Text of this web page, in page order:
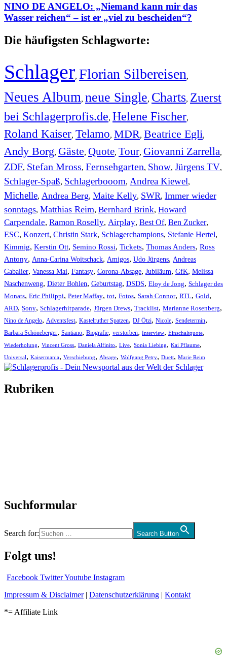
NINO DE ANGELO: „Niemand kann mir das
Wasser reichen“ – ist er „viel zu bescheiden“?
Die häufigsten Schlagworte:
Schlager, Florian Silbereisen,
Neues Album, neue Single, Charts, Zuerst
bei Schlagerprofis.de, Helene Fischer,
Roland Kaiser, Telamo, MDR, Beatrice Egli,
Andy Borg, Gäste, Quote, Tour, Giovanni Zarrella,
ZDF, Stefan Mross, Fernsehgarten, Show, Jürgens TV,
Schlager-Spaß, Schlagerbooom, Andrea Kiewel,
Michelle, Andrea Berg, Maite Kelly, SWR, Immer wieder
sonntags, Matthias Reim, Bernhard Brink, Howard
Carpendale, Ramon Roselly, Airplay, Best Of, Ben Zucker,
ESC, Konzert, Christin Stark, Schlagerchampions, Stefanie Hertel,
Kimmig, Kerstin Ott, Semino Rossi, Tickets, Thomas Anders, Ross
Antony, Anna-Carina Woitschack, Amigos, Udo Jürgens, Andreas
Gabalier, Vanessa Mai, Fantasy, Corona-Absage, Jubiläum, GfK, Melissa
Naschenweng, Dieter Bohlen, Geburtstag, DSDS, Eloy de Jong, Schlager des
Monats, Eric Philippi, Peter Maffay, tot, Fotos, Sarah Connor, RTL, Gold,
ARD, Sony, Schlagerhitparade, Jürgen Drews, Tracklist, Marianne Rosenberg,
Nino de Angelo, Adventsfest, Kastelruther Spatzen, DJ Ötzi, Nicole, Sendetermin,
Barbara Schöneberger, Santiano, Biografie, verstorben, Interview, Einschaltquote,
Wiederholung, Vincent Gross, Daniela Alfinito, Live, Sonia Liebing, Kai Pflaume,
Universal, Kaisermania, Verschiebung, Absage, Wolfgang Petry, Duett, Marie Reim
Rubriken
Suchformular
Search for: Search Button
Folgt uns!
Facebook TwitterYoutube Instagram
Impressum & Disclaimer| Datenschutzerklärung | Kontakt
*= Affiliate Link